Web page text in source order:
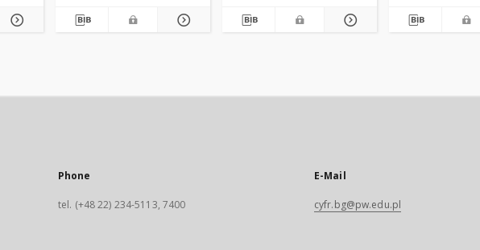
Phone
tel. (+48 22) 234-5113, 7400
E-Mail
cyfr.bg@pw.edu.pl